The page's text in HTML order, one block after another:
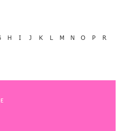
H I J K L M N O P
R